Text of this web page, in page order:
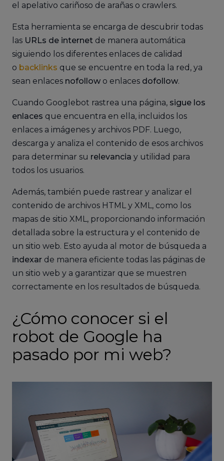
el apelativo cariñoso de arañas o crawlers.
Esta herramienta se encarga de descubrir todas
las URLs de internet de manera automática
siguiendo los diferentes enlaces de calidad
o backlinks que se encuentre en toda la red, ya
sean enlaces nofollow o enlaces dofollow.
Cuando Googlebot rastrea una página, sigue los
enlaces que encuentra en ella, incluidos los
enlaces a imágenes y archivos PDF. Luego,
descarga y analiza el contenido de esos archivos
para determinar su relevancia y utilidad para
todos los usuarios.
Además, también puede rastrear y analizar el
contenido de archivos HTML y XML, como los
mapas de sitio XML, proporcionando información
detallada sobre la estructura y el contenido de
un sitio web. Esto ayuda al motor de búsqueda a
indexar de manera eficiente todas las páginas de
un sitio web y a garantizar que se muestren
correctamente en los resultados de búsqueda.
¿Cómo conocer si el
robot de Google ha
pasado por mi web?